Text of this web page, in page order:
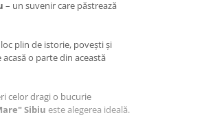
– un suvenir care păstrează
loc plin de istorie, povești și
o parte din această
celor dragi o bucurie
Sibiu este alegerea ideală.